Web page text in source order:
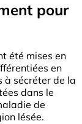
pour
été mises en
en
à sécréter de la
dans le
de
lésée.